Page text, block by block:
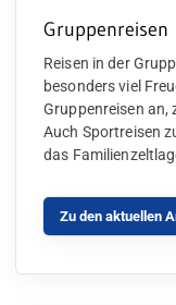
Gruppenreisen
Reisen in der
besonders viel
Gruppenreisen an,
Auch Sportreisen
das
Zu den aktuellen